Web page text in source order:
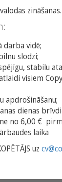
zināšanas.
darba vidē;
slodzi;
stabilu
visiem
apdrošināšanu;
dienas
no 6,00 €
laika
uz